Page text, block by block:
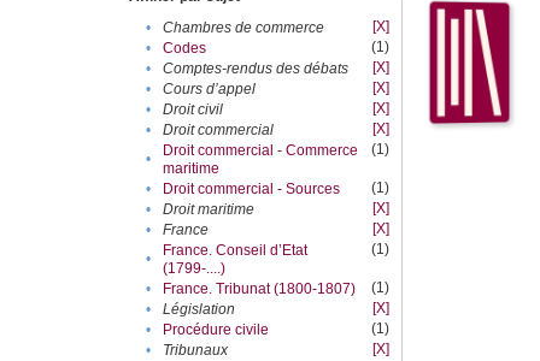
•
Chambres de commerce
[X]
•
Codes
(1)
•
Comptes-rendus des débats
[X]
•
Cours d’appel
[X]
•
Droit civil
[X]
•
Droit commercial
[X]
•
Droit commercial - Commerce
maritime
(1)
• Droit commercial - Sources
(1)
•
Droit maritime
[X]
•
France
[X]
•
France. Conseil d’Etat
(1799-....)
(1)
• France. Tribunat (1800-1807)
(1)
•
Législation
[X]
•
Procédure civile
(1)
•
Tribunaux
[X]